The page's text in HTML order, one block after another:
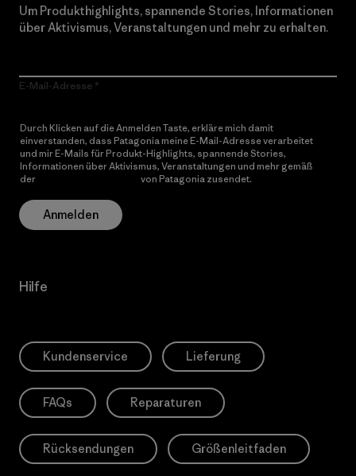
Um Produkthighlights, spannende Stories, Informationen
über Aktivismus, Veranstaltungen und mehr zu erhalten.
E-Mail-Adresse
Durch Klicken auf die Anmelden Taste, erkläre mich damit
einverstanden, dass Patagonia meine E-Mail-Adresse verarbeitet
und mir E-Mails für Produkt-Highlights, spannende Stories,
Informationen über Aktivismus, Veranstaltungen und mehr gemäß
der
von Patagonia zusendet.
Anmelden
Hilfe
Kundenservice Lieferung
FAQs Reparaturen
Rücksendungen Größenleitfaden